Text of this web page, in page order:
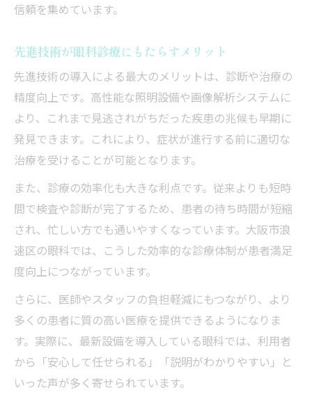
信頼を集めています。
先進技術が眼科診療にもたらすメリット
先進技術の導入による最大のメリットは、診断や治療の
精度向上です。高性能な照明設備や画像解析システムに
より、これまで見逃されがちだった疾患の兆候も早期に
発見できます。これにより、症状が進行する前に適切な
治療を受けることが可能となります。
また、診療の効率化も大きな利点です。従来よりも短時
間で検査や診断が完了するため、患者の待ち時間が短縮
され、忙しい方でも通いやすくなっています。大阪市浪
速区の眼科では、こうした効率的な診療体制が患者満足
度向上につながっています。
さらに、医師やスタッフの負担軽減にもつながり、より
多くの患者に質の高い医療を提供できるようになりま
す。実際に、最新設備を導入している眼科では、利用者
から「安心して任せられる」「説明がわかりやすい」と
いった声が多く寄せられています。